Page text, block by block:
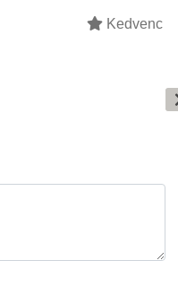
Kedvenc